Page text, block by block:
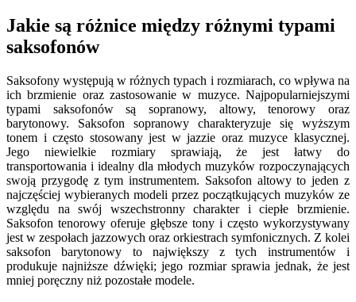
Jakie są różnice między różnymi typami
saksofonów
Saksofony występują w różnych typach i rozmiarach, co wpływa na
ich brzmienie oraz zastosowanie w muzyce. Najpopularniejszymi
typami saksofonów są sopranowy, altowy, tenorowy oraz
barytonowy. Saksofon sopranowy charakteryzuje się wyższym
tonem i często stosowany jest w jazzie oraz muzyce klasycznej.
Jego niewielkie rozmiary sprawiają, że jest łatwy do
transportowania i idealny dla młodych muzyków rozpoczynających
swoją przygodę z tym instrumentem. Saksofon altowy to jeden z
najczęściej wybieranych modeli przez początkujących muzyków ze
względu na swój wszechstronny charakter i ciepłe brzmienie.
Saksofon tenorowy oferuje głębsze tony i często wykorzystywany
jest w zespołach jazzowych oraz orkiestrach symfonicznych. Z kolei
saksofon barytonowy to największy z tych instrumentów i
produkuje najniższe dźwięki; jego rozmiar sprawia jednak, że jest
mniej poręczny niż pozostałe modele.